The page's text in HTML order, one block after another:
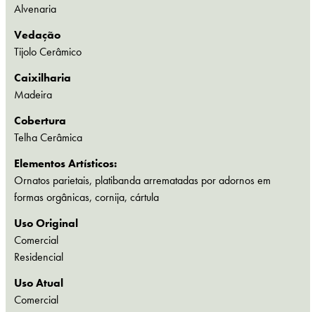
Alvenaria
Vedação
Tijolo Cerâmico
Caixilharia
Madeira
Cobertura
Telha Cerâmica
Elementos Artísticos:
Ornatos parietais, platibanda arrematadas por adornos em
formas orgânicas, cornija, cártula
Uso Original
Comercial
Residencial
Uso Atual
Comercial